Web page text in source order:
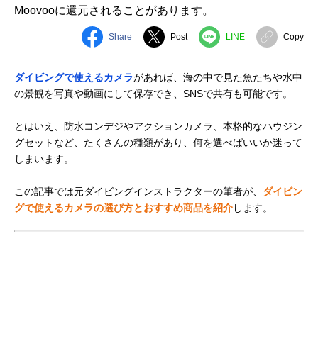
Moovooに還元されることがあります。
Share Post LINE Copy
ダイビングで使えるカメラがあれば、海の中で見た魚たちや水中
の景観を写真や動画にして保存でき、SNSで共有も可能です。
とはいえ、防水コンデジやアクションカメラ、本格的なハウジン
グセットなど、たくさんの種類があり、何を選べばいいか迷って
しまいます。
この記事では元ダイビングインストラクターの筆者が、 ダイビン
グで使えるカメラの選び方とおすすめ商品を紹介します。